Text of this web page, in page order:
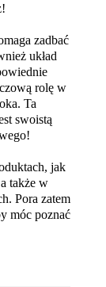
zadbać
układ
rolę w
Ta
swoistą
jak
także w
Pora zatem
móc poznać